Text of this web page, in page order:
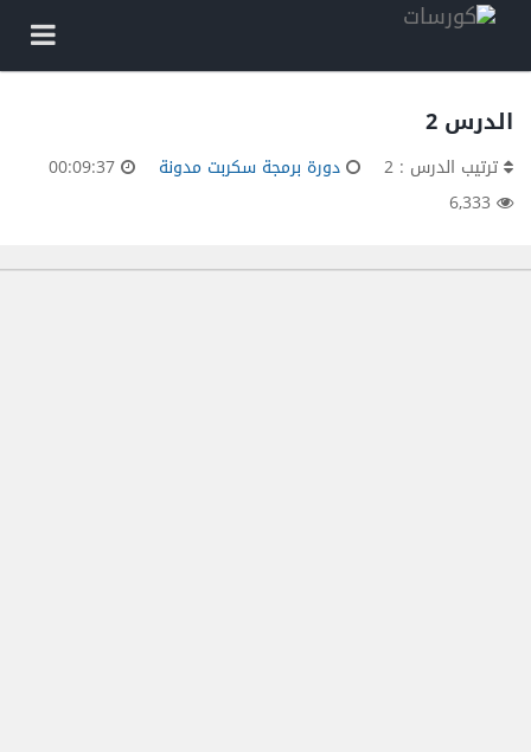
الدرس 2
ترتيب الدرس : 2 دورة برمجة سكربت مدونة